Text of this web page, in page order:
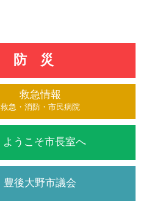
防災
救急情報
救急・消防・市民病院
ようこそ市長室へ
豊後大野市議会